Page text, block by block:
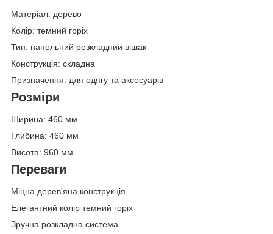
Матеріал: дерево
Колір: темний горіх
Тип: напольний розкладний вішак
Конструкція: складна
Призначення: для одягу та аксесуарів
Розміри
Ширина: 460 мм
Глибина: 460 мм
Висота: 960 мм
Переваги
Міцна дерев'яна конструкція
Елегантний колір темний горіх
Зручна розкладна система